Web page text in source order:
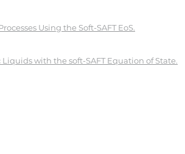
Using the Soft-SAFT EoS.
with the soft-SAFT Equation of State.